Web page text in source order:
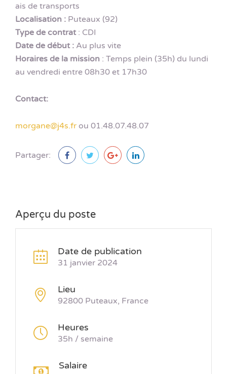
ais de transports
Localisation : Puteaux (92)
Type de contrat: CDI
Date de début : Au plus vite
Horaires de la mission : Temps plein (35h) du lundi
au vendredi entre 08h30 et 17h30
Contact:
morgane@j4s.fr ou 01.48.07.48.07
Partager:
Aperçu du poste
Date de publication
31 janvier 2024
Lieu
92800 Puteaux, France
Heures
35h / semaine
Salaire